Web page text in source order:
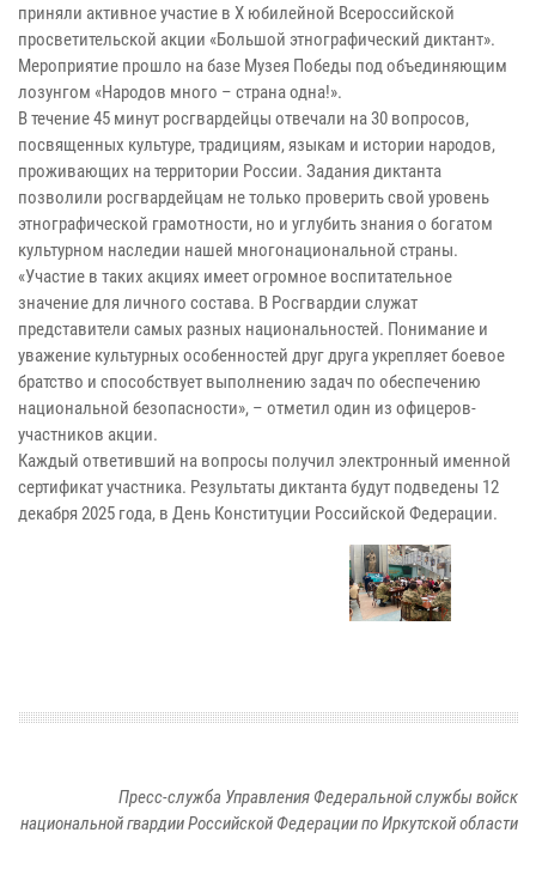
приняли активное участие в X юбилейной Всероссийской
просветительской акции «Большой этнографический диктант».
Мероприятие прошло на базе Музея Победы под объединяющим
лозунгом «Народов много – страна одна!».
В течение 45 минут росгвардейцы отвечали на 30 вопросов,
посвященных культуре, традициям, языкам и истории народов,
проживающих на территории России. Задания диктанта
позволили росгвардейцам не только проверить свой уровень
этнографической грамотности, но и углубить знания о богатом
культурном наследии нашей многонациональной страны.
«Участие в таких акциях имеет огромное воспитательное
значение для личного состава. В Росгвардии служат
представители самых разных национальностей. Понимание и
уважение культурных особенностей друг друга укрепляет боевое
братство и способствует выполнению задач по обеспечению
национальной безопасности», – отметил один из офицеров-
участников акции.
Каждый ответивший на вопросы получил электронный именной
сертификат участника. Результаты диктанта будут подведены 12
декабря 2025 года, в День Конституции Российской Федерации.
Пресс-служба Управления Федеральной службы войск
национальной гвардии Российской Федерации по Иркутской области